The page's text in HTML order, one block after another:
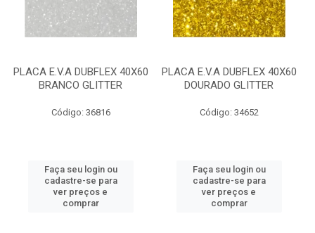
PLACA E.V.A DUBFLEX 40X60
BRANCO GLITTER
Código: 36816
Faça seu login ou
cadastre-se para
ver preços e
comprar
PLACA E.V.A DUBFLEX 40X60
DOURADO GLITTER
Código: 34652
Faça seu login ou
cadastre-se para
ver preços e
comprar